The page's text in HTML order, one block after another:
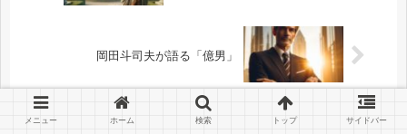
岡田斗司夫が語る「億男」
メニュー ホーム 検索 トップ サイドバー